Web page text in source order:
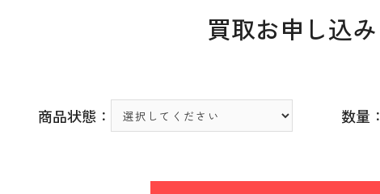
買取お申し込み
商品状態： 数量：